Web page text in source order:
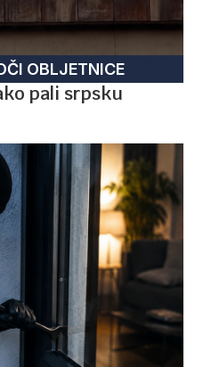
OBLJETNICE
pali srpsku